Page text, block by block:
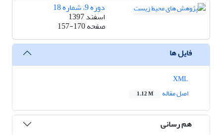
دوره 9، شماره 18
اسفند 1397
صفحه157-170
فایل ها
اصل مقاله
1.12 M
هم رسانی